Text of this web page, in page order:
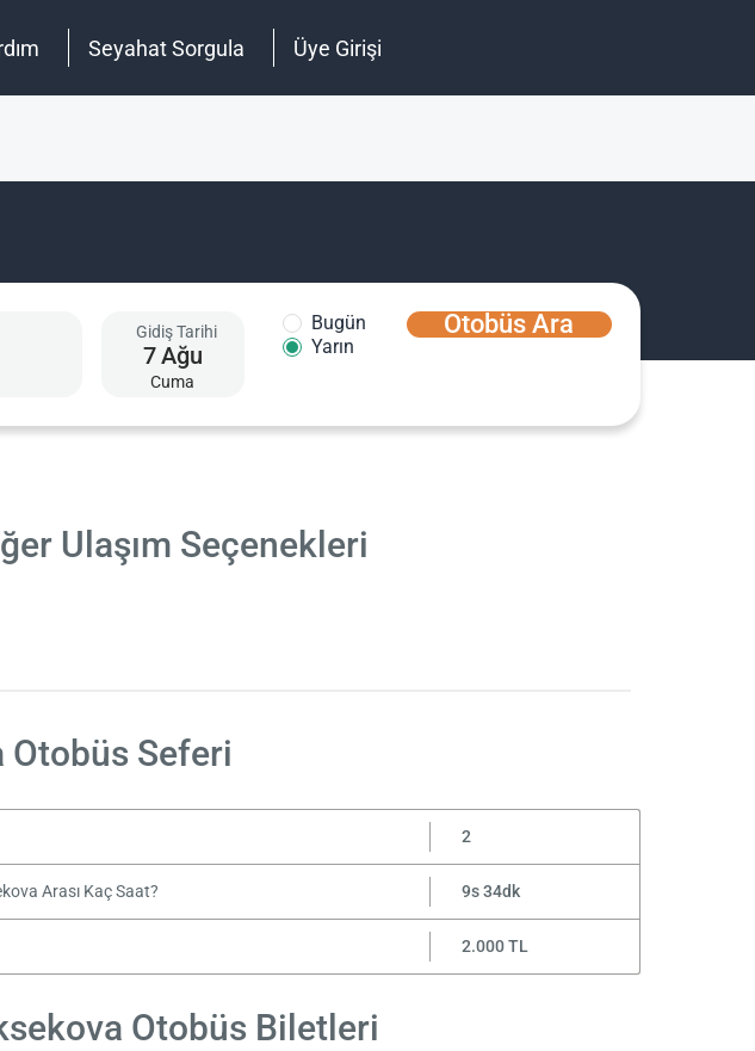
Seyahat Sorgula Üye Girişi
Gidiş Tarihi
7Ağu
Cuma
Bugün
Yarın
Otobüs Ara
Ulaşım Seçenekleri
Otobüs Seferi
2
Arası Kaç Saat? 9s 34dk
2.000 TL
Otobüs Biletleri